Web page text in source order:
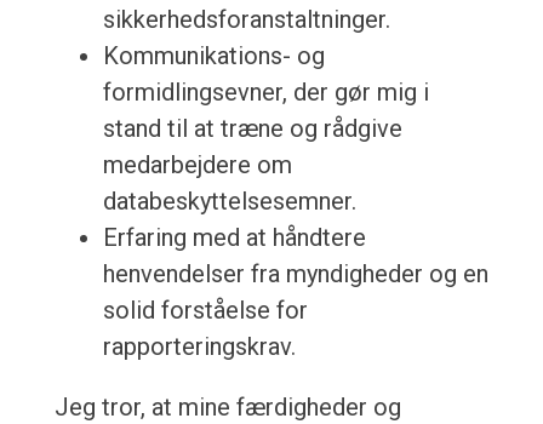
sikkerhedsforanstaltninger.
Kommunikations- og
formidlingsevner, der gør mig i
stand til at træne og rådgive
medarbejdere om
databeskyttelsesemner.
Erfaring med at håndtere
henvendelser fra myndigheder og en
solid forståelse for
rapporteringskrav.
Jeg tror, at mine færdigheder og